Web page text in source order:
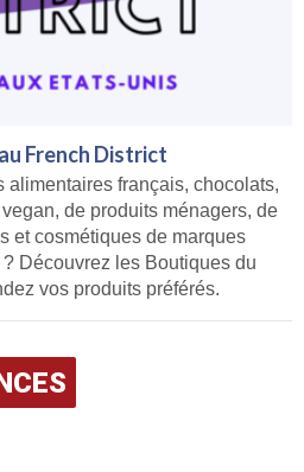
French District
alimentaires français, chocolats,
de produits ménagers, de
et cosmétiques de marques
Découvrez les Boutiques du
vos produits préférés.